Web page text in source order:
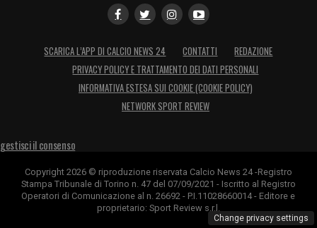
colmabile. Sulla corsia di destra, per
l’arrivo di Marco Palestrasembra ormai in
fase di chiusura.
Curtis Jones
britannico scatterà non appena si riuscirà a
sbloccare l’uscita di Davide Frattesi in
direzione Nottingham.
SCARICA L’APP DI CALCIO NEWS 24 CONTATTI
REDAZIONE
PRIVACY POLICY E TRATTAMENTO DEI DATI PERSONALI
INFORMATIVA ESTESA SUI COOKIE (COOKIE POLICY)
NETWORK SPORT REVIEW
gestisci il consenso
Copyright 2026 © riproduzione riservata Calcio News 24 -Registro
Stampa Tribunale di Torino n. 47 del 07/09/2021 - Iscritto al Registro
Operatori di Comunicazione al n. 26692 - P.I.11028660014 - Editore e
proprietario: Sport Review s.r.l.
Change privacy settings